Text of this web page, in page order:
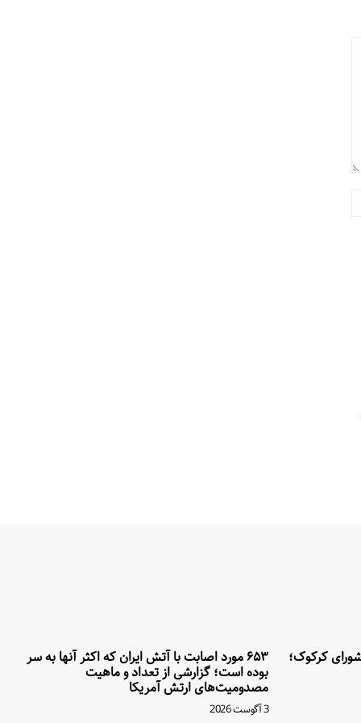
کرکوک؛ ۶۵۳ مورد اصابت با آتش ایران که اکثر آنها به سر
بوده است؛ گزارشی از تعداد و ماهیت
مصدومیت‌های ارتش آمریکا
3 آگوست 2026